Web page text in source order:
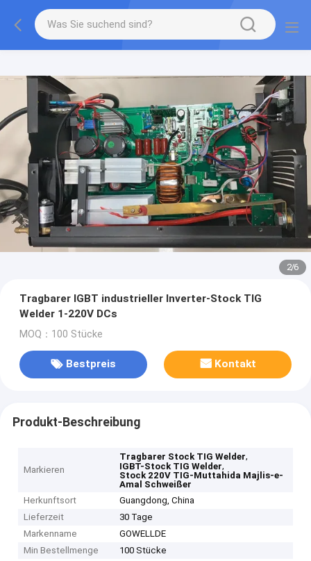
2/6
Tragbarer IGBT industrieller Inverter-Stock TIG
Welder 1-220V DCs
MOQ：100 Stücke
Bestpreis Kontakt
Produkt-Beschreibung
Markieren
Tragbarer Stock TIG Welder,
IGBT-Stock TIG Welder,
Stock 220V TIG-Muttahida Majlis-e-
Amal Schweißer
Herkunftsort
Guangdong, China
Lieferzeit
30 Tage
Markenname
GOWELLDE
Min Bestellmenge
100 Stücke